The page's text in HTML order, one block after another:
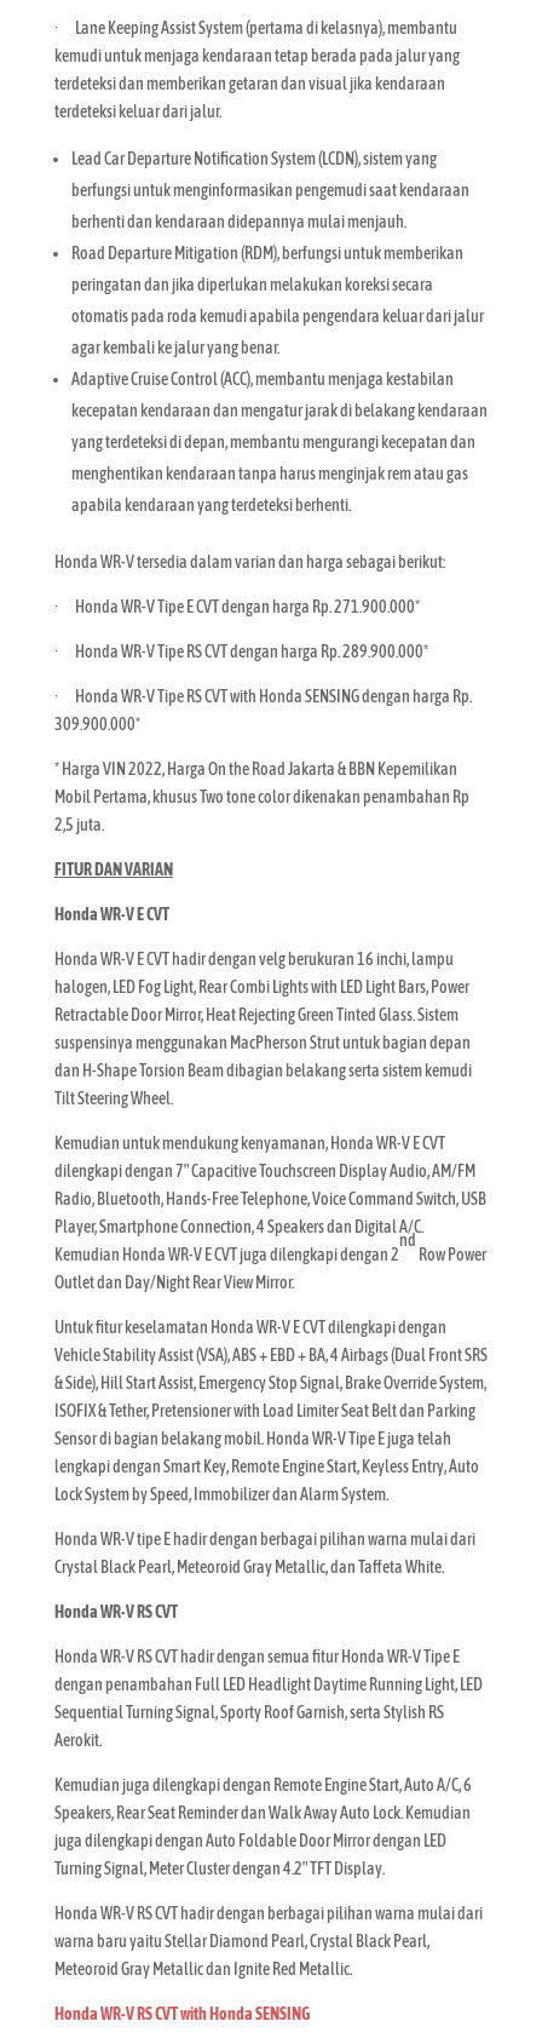
· Lane Keeping Assist System (pertama di kelasnya), membantu
kemudi untuk menjaga kendaraan tetap berada pada jalur yang
terdeteksi dan memberikan getaran dan visual jika kendaraan
terdeteksi keluar dari jalur.
Lead Car Departure Notification System (LCDN), sistem yang
berfungsi untuk menginformasikan pengemudi saat kendaraan
berhenti dan kendaraan didepannya mulai menjauh.
Road Departure Mitigation (RDM), berfungsi untuk memberikan
peringatan dan jika diperlukan melakukan koreksi secara
otomatis pada roda kemudi apabila pengendara keluar dari jalur
agar kembali ke jalur yang benar.
Adaptive Cruise Control (ACC), membantu menjaga kestabilan
kecepatan kendaraan dan mengatur jarak di belakang kendaraan
yang terdeteksi di depan, membantu mengurangi kecepatan dan
menghentikan kendaraan tanpa harus menginjak rem atau gas
apabila kendaraan yang terdeteksi berhenti.
Honda WR-V tersedia dalam varian dan harga sebagai berikut:
· Honda WR-V Tipe E CVT dengan harga Rp. 271.900.000*
· Honda WR-V Tipe RS CVT dengan harga Rp. 289.900.000*
· Honda WR-V Tipe RS CVT with Honda SENSING dengan harga Rp.
309.900.000*
* Harga VIN 2022, Harga On the Road Jakarta & BBN Kepemilikan
Mobil Pertama, khusus Two tone color dikenakan penambahan Rp
2,5 juta.
FITUR DAN VARIAN
Honda WR-V E CVT
Honda WR-V E CVT hadir dengan velg berukuran 16 inchi, lampu
halogen, LED Fog Light, Rear Combi Lights with LED Light Bars, Power
Retractable Door Mirror, Heat Rejecting Green Tinted Glass. Sistem
suspensinya menggunakan MacPherson Strut untuk bagian depan
dan H-Shape Torsion Beam dibagian belakang serta sistem kemudi
Tilt Steering Wheel.
Kemudian untuk mendukung kenyamanan, Honda WR-V E CVT
dilengkapi dengan 7″ Capacitive Touchscreen Display Audio, AM/FM
Radio, Bluetooth, Hands-Free Telephone, Voice Command Switch, USB
Player, Smartphone Connection, 4 Speakers dan Digital A/C.
Kemudian Honda WR-V E CVT juga dilengkapi dengan 2
nd
Row Power
Outlet dan Day/Night Rear View Mirror.
Untuk fitur keselamatan Honda WR-V E CVT dilengkapi dengan
Vehicle Stability Assist (VSA), ABS + EBD + BA, 4 Airbags (Dual Front SRS
& Side), Hill Start Assist, Emergency Stop Signal, Brake Override System,
ISOFIX & Tether, Pretensioner with Load Limiter Seat Belt dan Parking
Sensor di bagian belakang mobil. Honda WR-V Tipe E juga telah
lengkapi dengan Smart Key, Remote Engine Start, Keyless Entry, Auto
Lock System by Speed, Immobilizer dan Alarm System.
Honda WR-V tipe E hadir dengan berbagai pilihan warna mulai dari
Crystal Black Pearl, Meteoroid Gray Metallic, dan Taffeta White.
Honda WR-V RS CVT
Honda WR-V RS CVT hadir dengan semua fitur Honda WR-V Tipe E
dengan penambahan Full LED Headlight Daytime Running Light, LED
Sequential Turning Signal, Sporty Roof Garnish, serta Stylish RS
Aerokit.
Kemudian juga dilengkapi dengan Remote Engine Start, Auto A/C, 6
Speakers, Rear Seat Reminder dan Walk Away Auto Lock. Kemudian
juga dilengkapi dengan Auto Foldable Door Mirror dengan LED
Turning Signal, Meter Cluster dengan 4.2″ TFT Display.
Honda WR-V RS CVT hadir dengan berbagai pilihan warna mulai dari
warna baru yaitu Stellar Diamond Pearl, Crystal Black Pearl,
Meteoroid Gray Metallic dan Ignite Red Metallic.
Honda WR-V RS CVT with Honda SENSING